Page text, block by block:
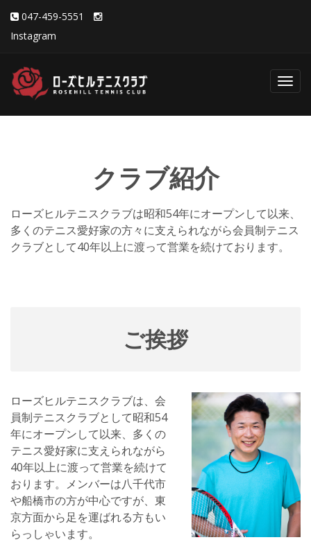
047-459-5551
Instagram
クラブ紹介
ローズヒルテニスクラブは昭和54年にオープンして以来、
多くのテニス愛好家の方々に支えられながら会員制テニス
クラブとして40年以上に渡って営業を続けております。
ご挨拶
ローズヒルテニスクラブは、会
員制テニスクラブとして昭和54
年にオープンして以来、多くの
テニス愛好家に支えられながら
40年以上に渡って営業を続けて
おります。メンバーは八千代市
や船橋市の方が中心ですが、東
京方面から足を運ばれる方もい
らっしゃいます。